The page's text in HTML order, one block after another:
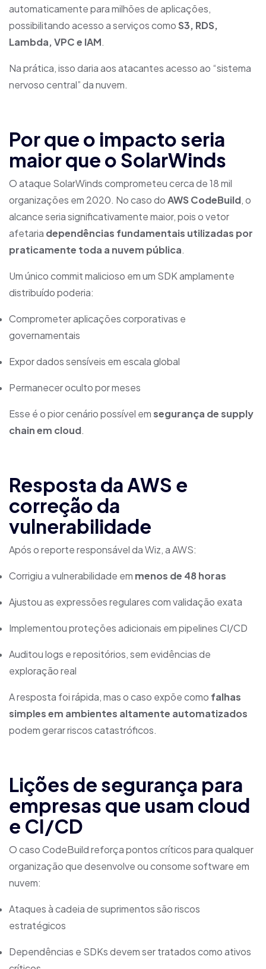
automaticamente para milhões de aplicações,
possibilitando acesso a serviços comoS3, RDS,
Lambda, VPC e IAM.
Na prática, isso daria aos atacantes acesso ao “sistema
nervoso central” da nuvem.
Por que o impacto seria
maior que o SolarWinds
O ataque SolarWinds comprometeu cerca de 18 mil
organizações em 2020. No caso doAWS CodeBuild, o
alcance seria significativamente maior, pois o vetor
afetaria dependências fundamentais utilizadas por
praticamente toda a nuvem pública.
Um único commit malicioso em um SDK amplamente
distribuído poderia:
Comprometer aplicações corporativas e
governamentais
Expor dados sensíveis em escala global
Permanecer oculto por meses
Esse é o pior cenário possível emsegurança de supply
chain em cloud.
Resposta da AWS e
correção da
vulnerabilidade
Após o reporte responsável da Wiz, a AWS:
Corrigiu a vulnerabilidade em menos de 48 horas
Ajustou as expressões regulares com validação exata
Implementou proteções adicionais em pipelines CI/CD
Auditou logs e repositórios, sem evidências de
exploração real
A resposta foi rápida, mas o caso expõe como falhas
simples em ambientes altamente automatizados
podem gerar riscos catastróficos.
Lições de segurança para
empresas que usam cloud
e CI/CD
O caso CodeBuild reforça pontos críticos para qualquer
organização que desenvolve ou consome software em
nuvem:
Ataques à cadeia de suprimentos são riscos
estratégicos
Dependências e SDKs devem ser tratados como ativos